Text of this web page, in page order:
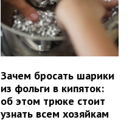
Зачем бросать шарики
из фольги в кипяток:
об этом трюке стоит
узнать всем хозяйкам